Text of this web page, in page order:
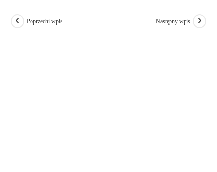
Poprzedni wpis Następny wpis